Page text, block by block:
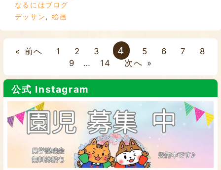
なるにはブログ
デッサン, 絵画
« 前へ 1 2 3 4 5 6 7
8
9
… 14 次へ »
公式 Instagram